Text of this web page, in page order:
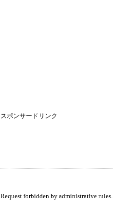
スポンサードリンク
Request forbidden by administrative rules.